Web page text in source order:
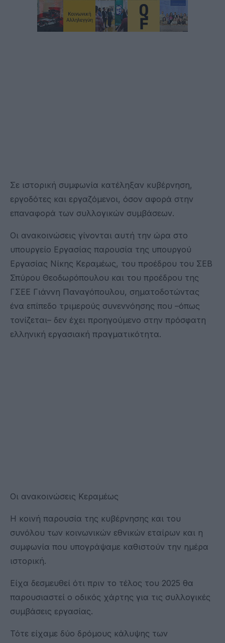
Σε ιστορική συμφωνία κατέληξαν κυβέρνηση,
εργοδότες και εργαζόμενοι, όσον αφορά στην
επαναφορά των συλλογικών συμβάσεων.
Οι ανακοινώσεις γίνονται αυτή την ώρα στο
υπουργείο Εργασίας παρουσία της υπουργού
Εργασίας Νίκης Κεραμέως, του προέδρου του ΣΕΒ
Σπύρου Θεοδωρόπουλου και του προέδρου της
ΓΣΕΕ Γιάννη Παναγόπουλου, σηματοδοτώντας
ένα επίπεδο τριμερούς συνεννόησης που –όπως
τονίζεται– δεν έχει προηγούμενο στην πρόσφατη
ελληνική εργασιακή πραγματικότητα.
Οι ανακοινώσεις Κεραμέως
Η κοινή παρουσία της κυβέρνησης και του
συνόλου των κοινωνικών εθνικών εταίρων και η
συμφωνία που υπογράψαμε καθιστούν την ημέρα
ιστορική.
Είχα δεσμευθεί ότι πριν το τέλος του 2025 θα
παρουσιαστεί ο οδικός χάρτης για τις συλλογικές
συμβάσεις εργασίας.
Τότε είχαμε δύο δρόμους κάλυψης των